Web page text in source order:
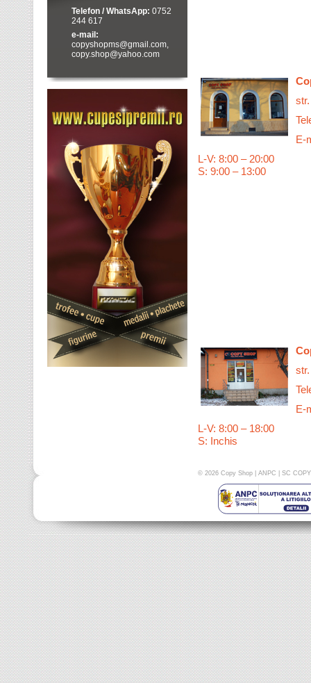
Telefon / WhatsApp: 0752
244 617
e-mail:
copyshopms@gmail.com,
copy.shop@yahoo.com
E-
L-V: 8:00 – 20:00
S: 9:00 – 13:00
E-
L-V: 8:00 – 18:00
S: Inchis
© 2026 Copy Shop | ANPC | SC